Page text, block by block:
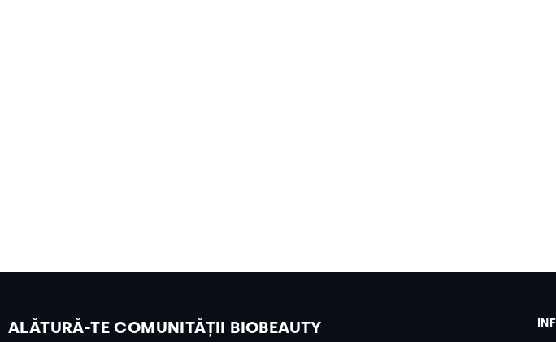
ALĂTURĂ-TE COMUNITĂȚII BIOBEAUTY